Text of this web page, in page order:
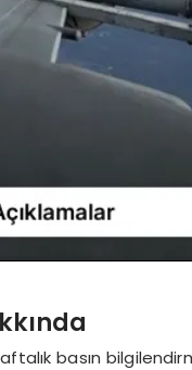
basın